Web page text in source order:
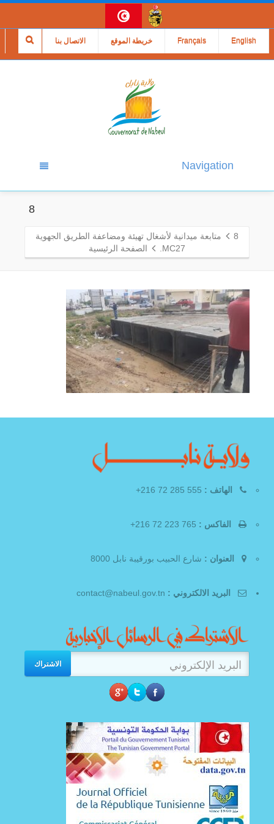
الاتصال بنا خريطة الموقع Français English
Navigation
8
8
متابعة ميدانية لأشغال تهيئة ومضاعفة الطريق الجهوية
MC27.
الصفحة الرئيسية
الهاتف :
الفاكس :
العنوان : شارع الحبيب بورقيبة نابل 8000
البريد الالكتروني :
الاشتراك